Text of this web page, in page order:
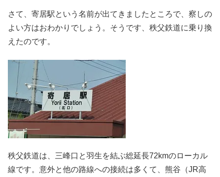
さて、寄居駅という名前が出てきましたところで、察しの
よい方はおわかりでしょう。そうです、秩父鉄道に乗り換
えたのです。
秩父鉄道は、三峰口と羽生を結ぶ総延長72kmのローカル
線です。意外と他の路線への接続は多くて、熊谷（JR高